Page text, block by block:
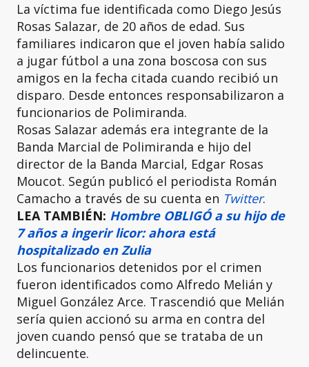
La víctima fue identificada como Diego Jesús
Rosas Salazar, de 20 años de edad. Sus
familiares indicaron que el joven había salido
a jugar fútbol a una zona boscosa con sus
amigos en la fecha citada cuando recibió un
disparo. Desde entonces responsabilizaron a
funcionarios de Polimiranda.
Rosas Salazar además era integrante de la
Banda Marcial de Polimiranda e hijo del
director de la Banda Marcial, Edgar Rosas
Moucot. Según publicó el periodista Román
Camacho a través de su cuenta en Twitter.
LEA TAMBIÉN: Hombre OBLIGÓ a su hijo de
7 años a ingerir licor: ahora está
hospitalizado en Zulia
Los funcionarios detenidos por el crimen
fueron identificados como Alfredo Melián y
Miguel González Arce. Trascendió que Melián
sería quien accionó su arma en contra del
joven cuando pensó que se trataba de un
delincuente.